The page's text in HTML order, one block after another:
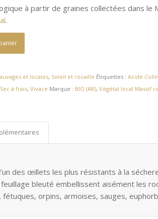
à partir de graines collectées dans le
.
et locales, Soleil et rocaille Étiquettes :Acide
Sec à frais,Vivace Marque : BIO (AB),Végétal local Massif
des œillets les plus résistants à la
bleuté embellissent aisément les
fétuques, orpins, armoises, sauges,